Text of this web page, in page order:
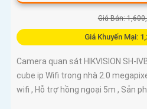
Giá Bán:
Giá Khuyến Mại:
Camera quan sát HIKVISION SH-
cube ip Wifi trong nhà 2.0
wifi , Hỗ trợ hồng ngoại 5m , Sản